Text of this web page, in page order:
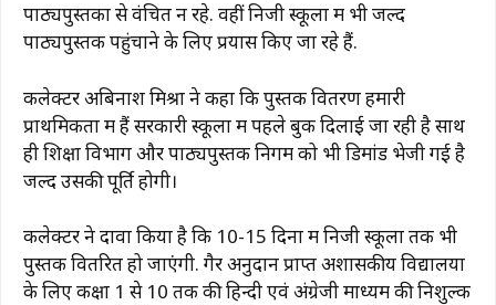
पाठ्यपुस्तकों से वंचित न रहे. वहीं निजी स्कूलों में भी जल्द
पाठ्यपुस्तकें पहुंचाने के लिए प्रयास किए जा रहे हैं.
कलेक्टर अबिनाश मिश्रा ने कहा कि पुस्तक वितरण हमारी
प्राथमिकता में हैं सरकारी स्कूलों में पहले बुक दिलाई जा रही है साथ
ही शिक्षा विभाग और पाठ्यपुस्तक निगम को भी डिमांड भेजी गई है
जल्द उसकी पूर्ति होगी।
कलेक्टर ने दावा किया है कि 10-15 दिनों में निजी स्कूलों तक भी
पुस्तकें वितरित हो जाएंगी. गैर अनुदान प्राप्त अशासकीय विद्यालयों
के लिए कक्षा 1 से 10 तक की हिन्दी एवं अंग्रेजी माध्यम की निशुल्क